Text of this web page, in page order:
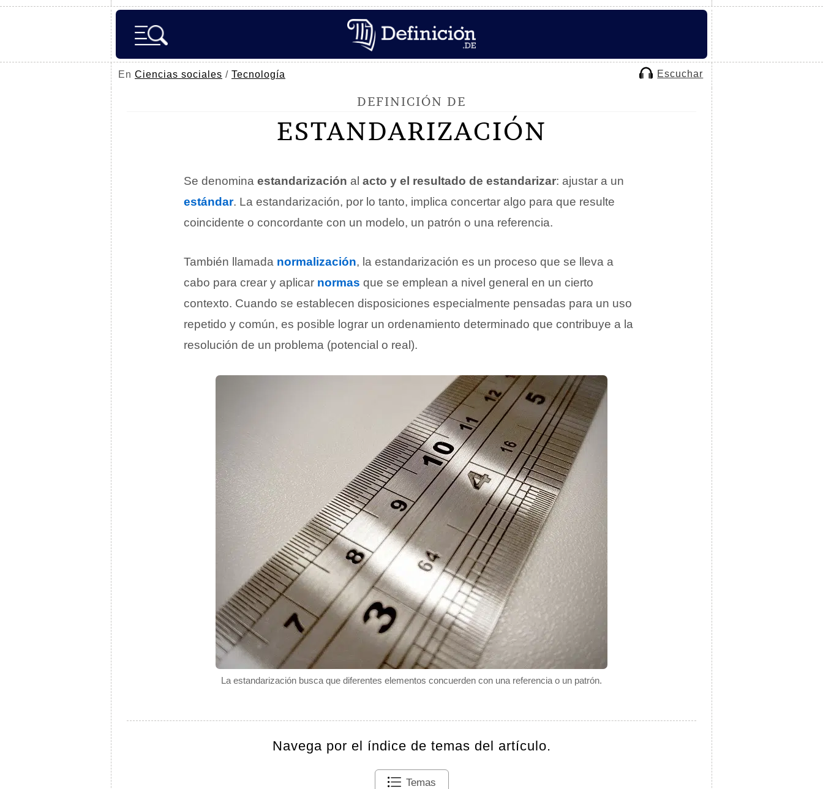
En Ciencias sociales / Tecnología Escuchar
DEFINICIÓN DE
ESTANDARIZACIÓN
La estandarización busca que diferentes elementos concuerden con una referencia o un patrón.
Se denomina estandarización al acto y el resultado de estandarizar: ajustar a un
estándar. La estandarización, por lo tanto, implica concertar algo para que resulte
coincidente o concordante con un modelo, un patrón o una referencia.
También llamada normalización, la estandarización es un proceso que se lleva a
cabo para crear y aplicar normas que se emplean a nivel general en un cierto
contexto. Cuando se establecen disposiciones especialmente pensadas para un uso
repetido y común, es posible lograr un ordenamiento determinado que contribuye a la
resolución de un problema (potencial o real).
Navega por el índice de temas del artículo.
Temas